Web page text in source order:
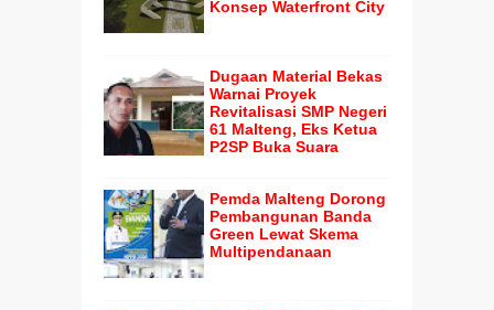
Konsep Waterfront City
Dugaan Material Bekas
Warnai Proyek
Revitalisasi SMP Negeri
61 Malteng, Eks Ketua
P2SP Buka Suara
Pemda Malteng Dorong
Pembangunan Banda
Green Lewat Skema
Multipendanaan